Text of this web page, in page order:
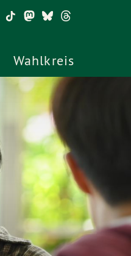
Wahlkreis